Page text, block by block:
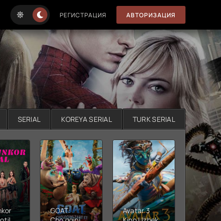
РЕГИСТРАЦИЯ АВТОРИЗАЦИЯ
SERIAL KOREYA SERIAL TURK SERIAL
GOAT:
Avatar 3